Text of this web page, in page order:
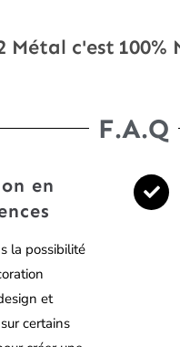
Déco 2 Métal
F.A.Q
en
la possibilité
et
certains